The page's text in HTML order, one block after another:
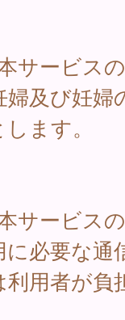
サービス
婦及び妊婦
ます。
サービス
に必要な通
利用者が